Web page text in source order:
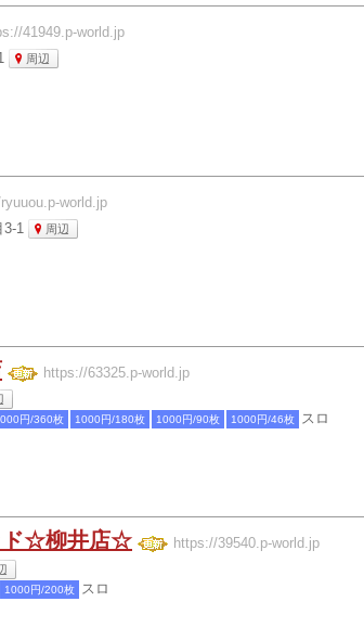
41949.p-world.jp
周辺
world.jp
3-1 周辺
https://63325.p-world.jp
円/360枚 1000円/180枚 1000円/90枚 1000円/46枚 スロ
ド☆柳井店☆ https://39540.p-world.jp
1000円/200枚 スロ